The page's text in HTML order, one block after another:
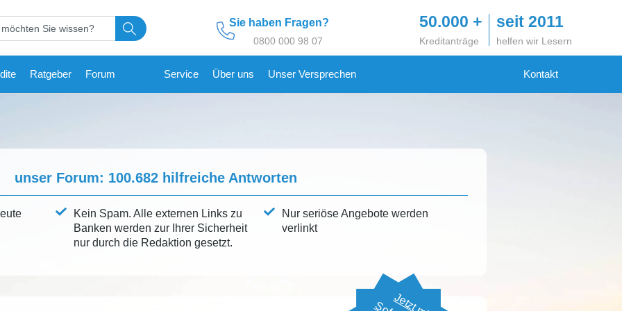
Sie haben Fragen?
0800 000 98 07
50.000 +
Kreditanträge
seit 2011
helfen wir Lesern
Ratgeber Forum Service Über uns Unser Versprechen Kontakt
unser Forum: 100.682hilfreiche Antworten
Kein Spam. Alle externen Links zu
Banken werden zur Ihrer Sicherheit
nur durch die Redaktion gesetzt.
Nur seriöse Angebote werden
verlinkt